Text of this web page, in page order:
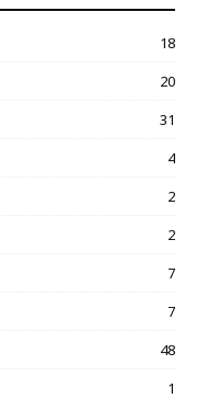
18
20
31
4
2
2
7
7
48
1